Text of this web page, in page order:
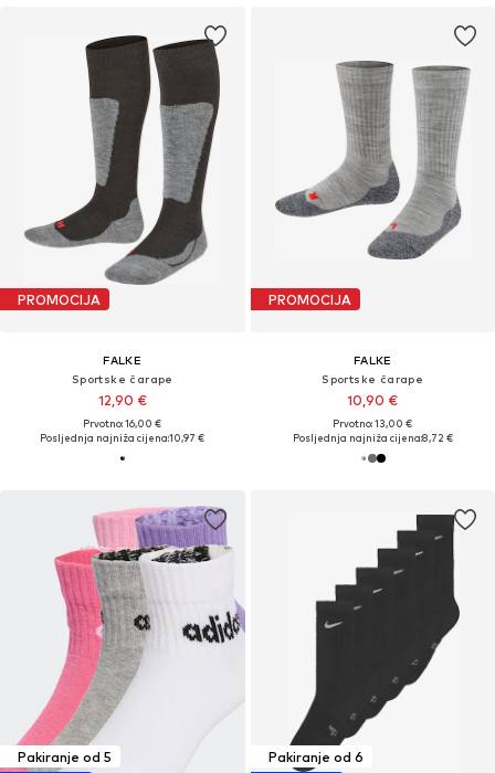
PROMOCIJA
FALKE
Sportske čarape
12,90 €
Prvotno: 16,00 €
Posljednja najniža cijena:10,97 €
PROMOCIJA
FALKE
Sportske čarape
10,90 €
Prvotno: 13,00 €
Posljednja najniža cijena:8,72 €
Pakiranje od 5
Pakiranje od 6